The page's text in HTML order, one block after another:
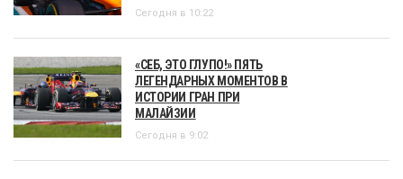
Сегодня в 10:22
«СЕБ, ЭТО ГЛУПО!» ПЯТЬ
ЛЕГЕНДАРНЫХ МОМЕНТОВ В
ИСТОРИИ ГРАН ПРИ
МАЛАЙЗИИ
Сегодня в 9:02